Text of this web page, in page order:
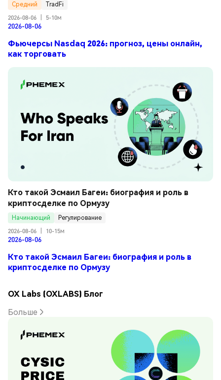
Средний
TradFi
2026-08-06
5-10м
2026-08-06
Фьючерсы Nasdaq 2026: прогноз, цены онлайн,
как торговать
Кто такой Эсмаил Багеи: биография и роль в
криптосделке по Ормузу
Начинающий
Регулирование
2026-08-06
10-15м
2026-08-06
Кто такой Эсмаил Багеи: биография и роль в
криптосделке по Ормузу
OX Labs (OXLABS) Блог
Больше